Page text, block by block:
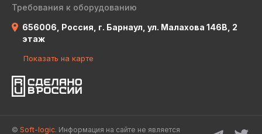
Требования к оборудованию
656006, Россия, г. Барнаул, ул. Малахова 146В, 2
этаж
Показать на карте
© Soft-logic. Информация на сайте не является